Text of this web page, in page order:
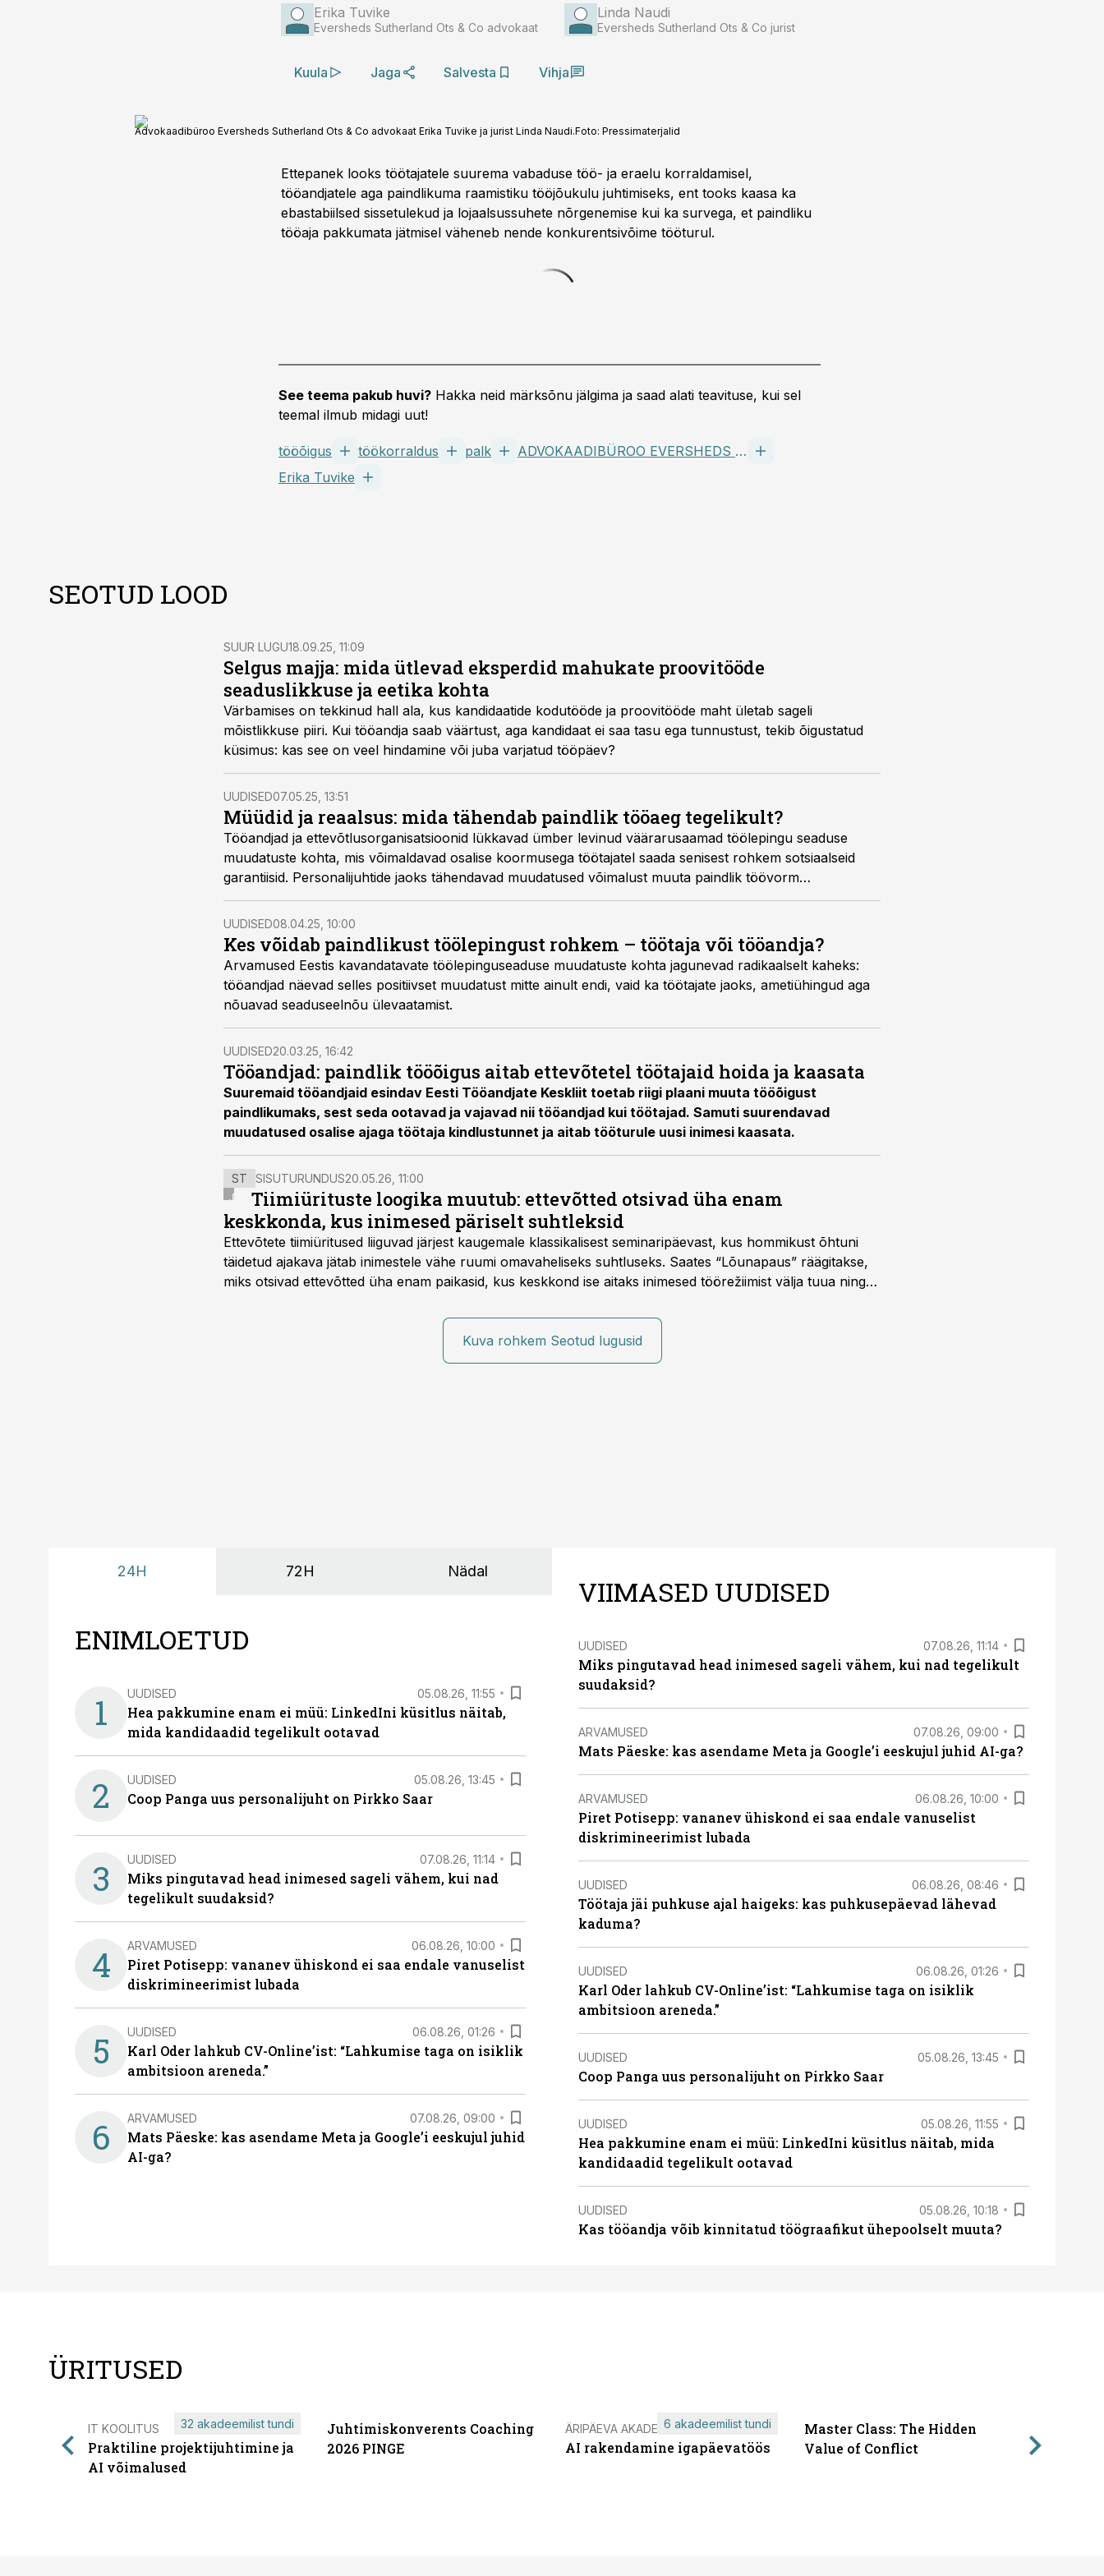
Erika Tuvike
Eversheds Sutherland Ots & Co advokaat
Linda Naudi
Eversheds Sutherland Ots & Co jurist
Kuula Jaga Salvesta Vihja
Advokaadibüroo Eversheds Sutherland Ots & Co advokaat Erika Tuvike ja jurist Linda Naudi.Foto: Pressimaterjalid
Ettepanek looks töötajatele suurema vabaduse töö- ja eraelu korraldamisel,
tööandjatele aga paindlikuma raamistiku tööjõukulu juhtimiseks, ent tooks kaasa ka
ebastabiilsed sissetulekud ja lojaalsussuhete nõrgenemise kui ka survega, et paindliku
tööaja pakkumata jätmisel väheneb nende konkurentsivõime tööturul.
See teema pakub huvi? Hakka neid märksõnu jälgima ja saad alati teavituse, kui sel
teemal ilmub midagi uut!
tööõigus töökorraldus palk
ADVOKAADIBÜROO EVERSHEDS SUTHERLAND OTS&CO OÜ
Erika Tuvike
SEOTUD LOOD
SUUR LUGU18.09.25, 11:09
Selgus majja: mida ütlevad eksperdid mahukate proovitööde
seaduslikkuse ja eetika kohta
Värbamises on tekkinud hall ala, kus kandidaatide kodutööde ja proovitööde maht ületab sageli
mõistlikkuse piiri. Kui tööandja saab väärtust, aga kandidaat ei saa tasu ega tunnustust, tekib õigustatud
küsimus: kas see on veel hindamine või juba varjatud tööpäev?
UUDISED07.05.25, 13:51
Müüdid ja reaalsus: mida tähendab paindlik tööaeg tegelikult?
Tööandjad ja ettevõtlusorganisatsioonid lükkavad ümber levinud väärarusaamad töölepingu seaduse
muudatuste kohta, mis võimaldavad osalise koormusega töötajatel saada senisest rohkem sotsiaalseid
garantiisid. Personalijuhtide jaoks tähendavad muudatused võimalust muuta paindlik töövorm
usaldusväärseks ja töötajaid võimestavaks valikuks, mitte halliks alalepinguks.
UUDISED08.04.25, 10:00
Kes võidab paindlikust töölepingust rohkem – töötaja või tööandja?
Arvamused Eestis kavandatavate töölepinguseaduse muudatuste kohta jagunevad radikaalselt kaheks:
tööandjad näevad selles positiivset muudatust mitte ainult endi, vaid ka töötajate jaoks, ametiühingud aga
nõuavad seaduseelnõu ülevaatamist.
UUDISED20.03.25, 16:42
Tööandjad: paindlik tööõigus aitab ettevõtetel töötajaid hoida ja kaasata
Suuremaid tööandjaid esindav Eesti Tööandjate Keskliit toetab riigi plaani muuta tööõigust
paindlikumaks, sest seda ootavad ja vajavad nii tööandjad kui töötajad. Samuti suurendavad
muudatused osalise ajaga töötaja kindlustunnet ja aitab tööturule uusi inimesi kaasata.
ST SISUTURUNDUS20.05.26, 11:00
Tiimiürituste loogika muutub: ettevõtted otsivad üha enam
keskkonda, kus inimesed päriselt suhtleksid
Ettevõtete tiimiüritused liiguvad järjest kaugemale klassikalisest seminaripäevast, kus hommikust õhtuni
täidetud ajakava jätab inimestele vähe ruumi omavaheliseks suhtluseks. Saates “Lõunapaus” räägitakse,
miks otsivad ettevõtted üha enam paikasid, kus keskkond ise aitaks inimesed töörežiimist välja tuua ning
Kuva rohkem Seotud lugusid
24H 72H Nädal
ENIMLOETUD
1 UUDISED 05.08.26, 11:55
Hea pakkumine enam ei müü: LinkedIni küsitlus näitab,
mida kandidaadid tegelikult ootavad
2 UUDISED 05.08.26, 13:45
Coop Panga uus personalijuht on Pirkko Saar
3 UUDISED 07.08.26, 11:14
Miks pingutavad head inimesed sageli vähem, kui nad
tegelikult suudaksid?
4 ARVAMUSED 06.08.26, 10:00
Piret Potisepp: vananev ühiskond ei saa endale vanuselist
diskrimineerimist lubada
5 UUDISED 06.08.26, 01:26
Karl Oder lahkub CV-Online’ist: “Lahkumise taga on isiklik
ambitsioon areneda.”
6 ARVAMUSED 07.08.26, 09:00
Mats Päeske: kas asendame Meta ja Google’i eeskujul juhid
AI-ga?
VIIMASED UUDISED
UUDISED 07.08.26, 11:14
Miks pingutavad head inimesed sageli vähem, kui nad tegelikult
suudaksid?
ARVAMUSED 07.08.26, 09:00
Mats Päeske: kas asendame Meta ja Google’i eeskujul juhid AI-ga?
ARVAMUSED 06.08.26, 10:00
Piret Potisepp: vananev ühiskond ei saa endale vanuselist
diskrimineerimist lubada
UUDISED 06.08.26, 08:46
Töötaja jäi puhkuse ajal haigeks: kas puhkusepäevad lähevad
kaduma?
UUDISED 06.08.26, 01:26
Karl Oder lahkub CV-Online’ist: “Lahkumise taga on isiklik
ambitsioon areneda.”
UUDISED 05.08.26, 13:45
Coop Panga uus personalijuht on Pirkko Saar
UUDISED 05.08.26, 11:55
Hea pakkumine enam ei müü: LinkedIni küsitlus näitab, mida
kandidaadid tegelikult ootavad
UUDISED 05.08.26, 10:18
Kas tööandja võib kinnitatud töögraafikut ühepoolselt muuta?
ÜRITUSED
IT KOOLITUS
Praktiline projektijuhtimine ja
AI võimalused
32 akadeemilist tundi
Juhtimiskonverents Coaching
2026 PINGE
ÄRIPÄEVA AKADEEMIA
AI rakendamine igapäevatöös
6 akadeemilist tundi
Master Class: The Hidden
Value of Conflict